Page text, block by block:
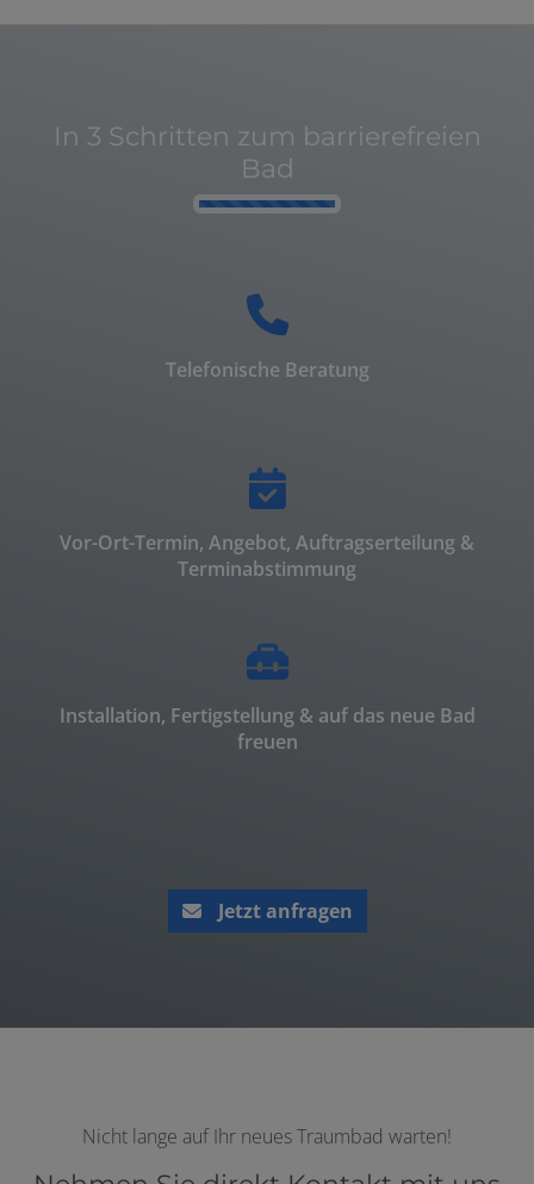
In 3 Schritten zum barrierefreien
Bad
Telefonische Beratung
Vor-Ort-Termin, Angebot, Auftragserteilung &
Terminabstimmung
Installation, Fertigstellung & auf das neue Bad
freuen
Jetzt anfragen
Nicht lange auf Ihr neues Traumbad warten!